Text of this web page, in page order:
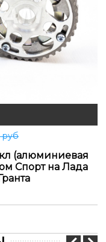
(алюминиевая
Спорт на Лада